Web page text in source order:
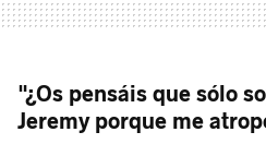
"¿Os pensáis que sólo
Jeremy porque me